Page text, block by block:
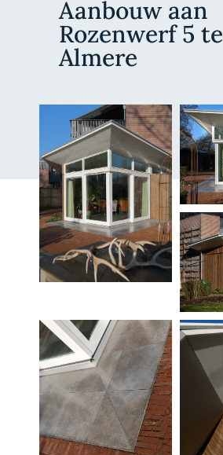
Aanbouw aan
Rozenwerf 5 te
Almere